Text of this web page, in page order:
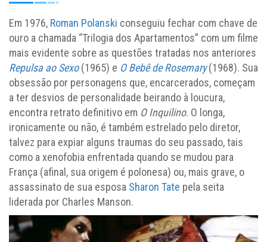
Em 1976, Roman Polanski conseguiu fechar com chave de
ouro a chamada “Trilogia dos Apartamentos” com um filme
mais evidente sobre as questões tratadas nos anteriores
Repulsa ao Sexo(1965) e O Bebê de Rosemary(1968). Sua
obsessão por personagens que, encarcerados, começam
a ter desvios de personalidade beirando à loucura,
encontra retrato definitivo em O Inquilino. O longa,
ironicamente ou não, é também estrelado pelo diretor,
talvez para expiar alguns traumas do seu passado, tais
como a xenofobia enfrentada quando se mudou para
França (afinal, sua origem é polonesa) ou, mais grave, o
assassinato de sua esposa Sharon Tate pela seita
liderada por Charles Manson.